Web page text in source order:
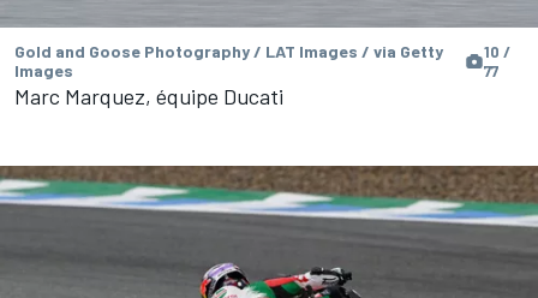
Gold and Goose Photography / LAT Images / via Getty
Images
10 /
77
Marc Marquez, équipe Ducati